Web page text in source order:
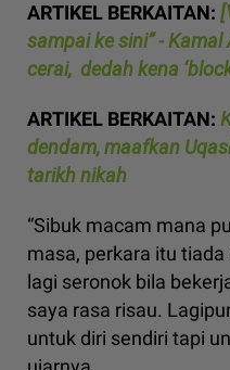
ARTIKEL BERKAITAN:
sampai ke sini” -
cerai, dedah kena
ARTIKEL BERKAITAN:
dendam, maafkan
tarikh nikah
“Sibuk macam mana
masa, perkara itu
lagi seronok bila
saya rasa risau.
untuk diri sendiri tapi